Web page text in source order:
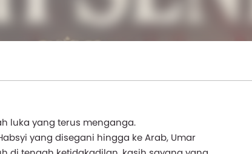
luka yang terus menganga.
yang disegani hingga ke Arab, Umar